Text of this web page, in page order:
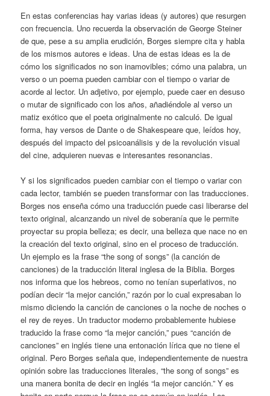
En estas conferencias hay varias ideas (y autores) que resurgen
con frecuencia. Uno recuerda la observación de George Steiner
de que, pese a su amplia erudición, Borges siempre cita y habla
de los mismos autores e ideas. Una de estas ideas es la de
cómo los significados no son inamovibles; cómo una palabra, un
verso o un poema pueden cambiar con el tiempo o variar de
acorde al lector. Un adjetivo, por ejemplo, puede caer en desuso
o mutar de significado con los años, añadiéndole al verso un
matiz exótico que el poeta originalmente no calculó. De igual
forma, hay versos de Dante o de Shakespeare que, leídos hoy,
después del impacto del psicoanálisis y de la revolución visual
del cine, adquieren nuevas e interesantes resonancias.
Y si los significados pueden cambiar con el tiempo o variar con
cada lector, también se pueden transformar con las traducciones.
Borges nos enseña cómo una traducción puede casi liberarse del
texto original, alcanzando un nivel de soberanía que le permite
proyectar su propia belleza; es decir, una belleza que nace no en
la creación del texto original, sino en el proceso de traducción.
Un ejemplo es la frase “the song of songs” (la canción de
canciones) de la traducción literal inglesa de la Biblia. Borges
nos informa que los hebreos, como no tenían superlativos, no
podían decir “la mejor canción,” razón por lo cual expresaban lo
mismo diciendo la canción de canciones o la noche de noches o
el rey de reyes. Un traductor moderno probablemente hubiese
traducido la frase como “la mejor canción,” pues “canción de
canciones” en inglés tiene una entonación lírica que no tiene el
original. Pero Borges señala que, independientemente de nuestra
opinión sobre las traducciones literales, “the song of songs” es
una manera bonita de decir en inglés “la mejor canción.” Y es